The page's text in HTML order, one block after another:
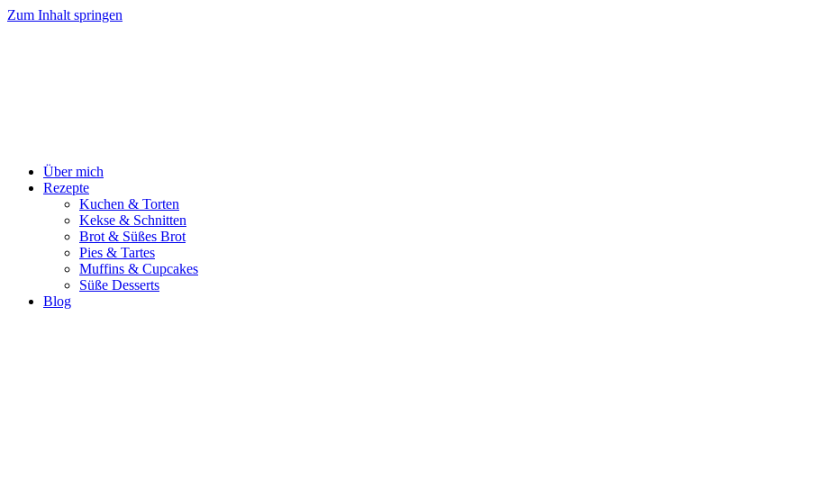
Zum Inhalt springen
Über mich
Rezepte
Kuchen & Torten
Kekse & Schnitten
Brot & Süßes Brot
Pies & Tartes
Muffins & Cupcakes
Süße Desserts
Blog